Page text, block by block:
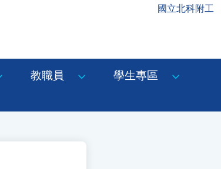
國立北科附工
教職員
學生專區